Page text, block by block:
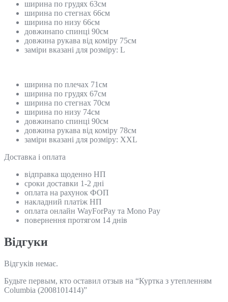
ширина по грудях 63см
ширина по стегнах 66см
ширина по низу 66см
довжинапо спинці 90см
довжина рукава від коміру 75см
заміри вказані для розміру: L
ширина по плечах 71см
ширина по грудях 67см
ширина по стегнах 70см
ширина по низу 74см
довжинапо спинці 90см
довжина рукава від коміру 78см
заміри вказані для розміру: XXL
Доставка і оплата
відправка щоденно НП
сроки доставки 1-2 дні
оплата на рахунок ФОП
накладний платіж НП
оплата онлайн WayForPay та Mono Pay
повернення протягом 14 днів
Відгуки
Відгуків немає.
Будьте первым, кто оставил отзыв на “Куртка з утепленням
Columbia (2008101414)”